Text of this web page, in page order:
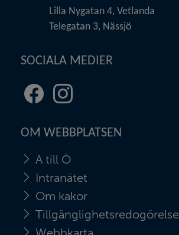
Lilla Nygatan 4, Vetlanda
Telegatan 3, Nässjö
SOCIALA MEDIER
Facebook
till
annan
öppnas
fönster)
Instagram
till
annan
öppnas
i
fönster)
OM WEBBPLATSEN
A till Ö
Intranätet
Om kakor
Tillgänglighetsredogörelse